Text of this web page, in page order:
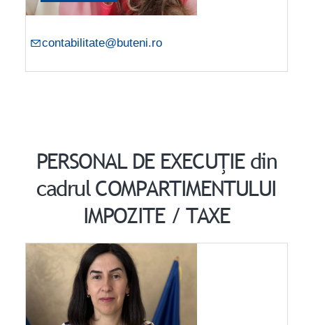
contabilitate@buteni.ro
PERSONAL DE EXECUŢIE din
cadrul COMPARTIMENTULUI
IMPOZITE / TAXE